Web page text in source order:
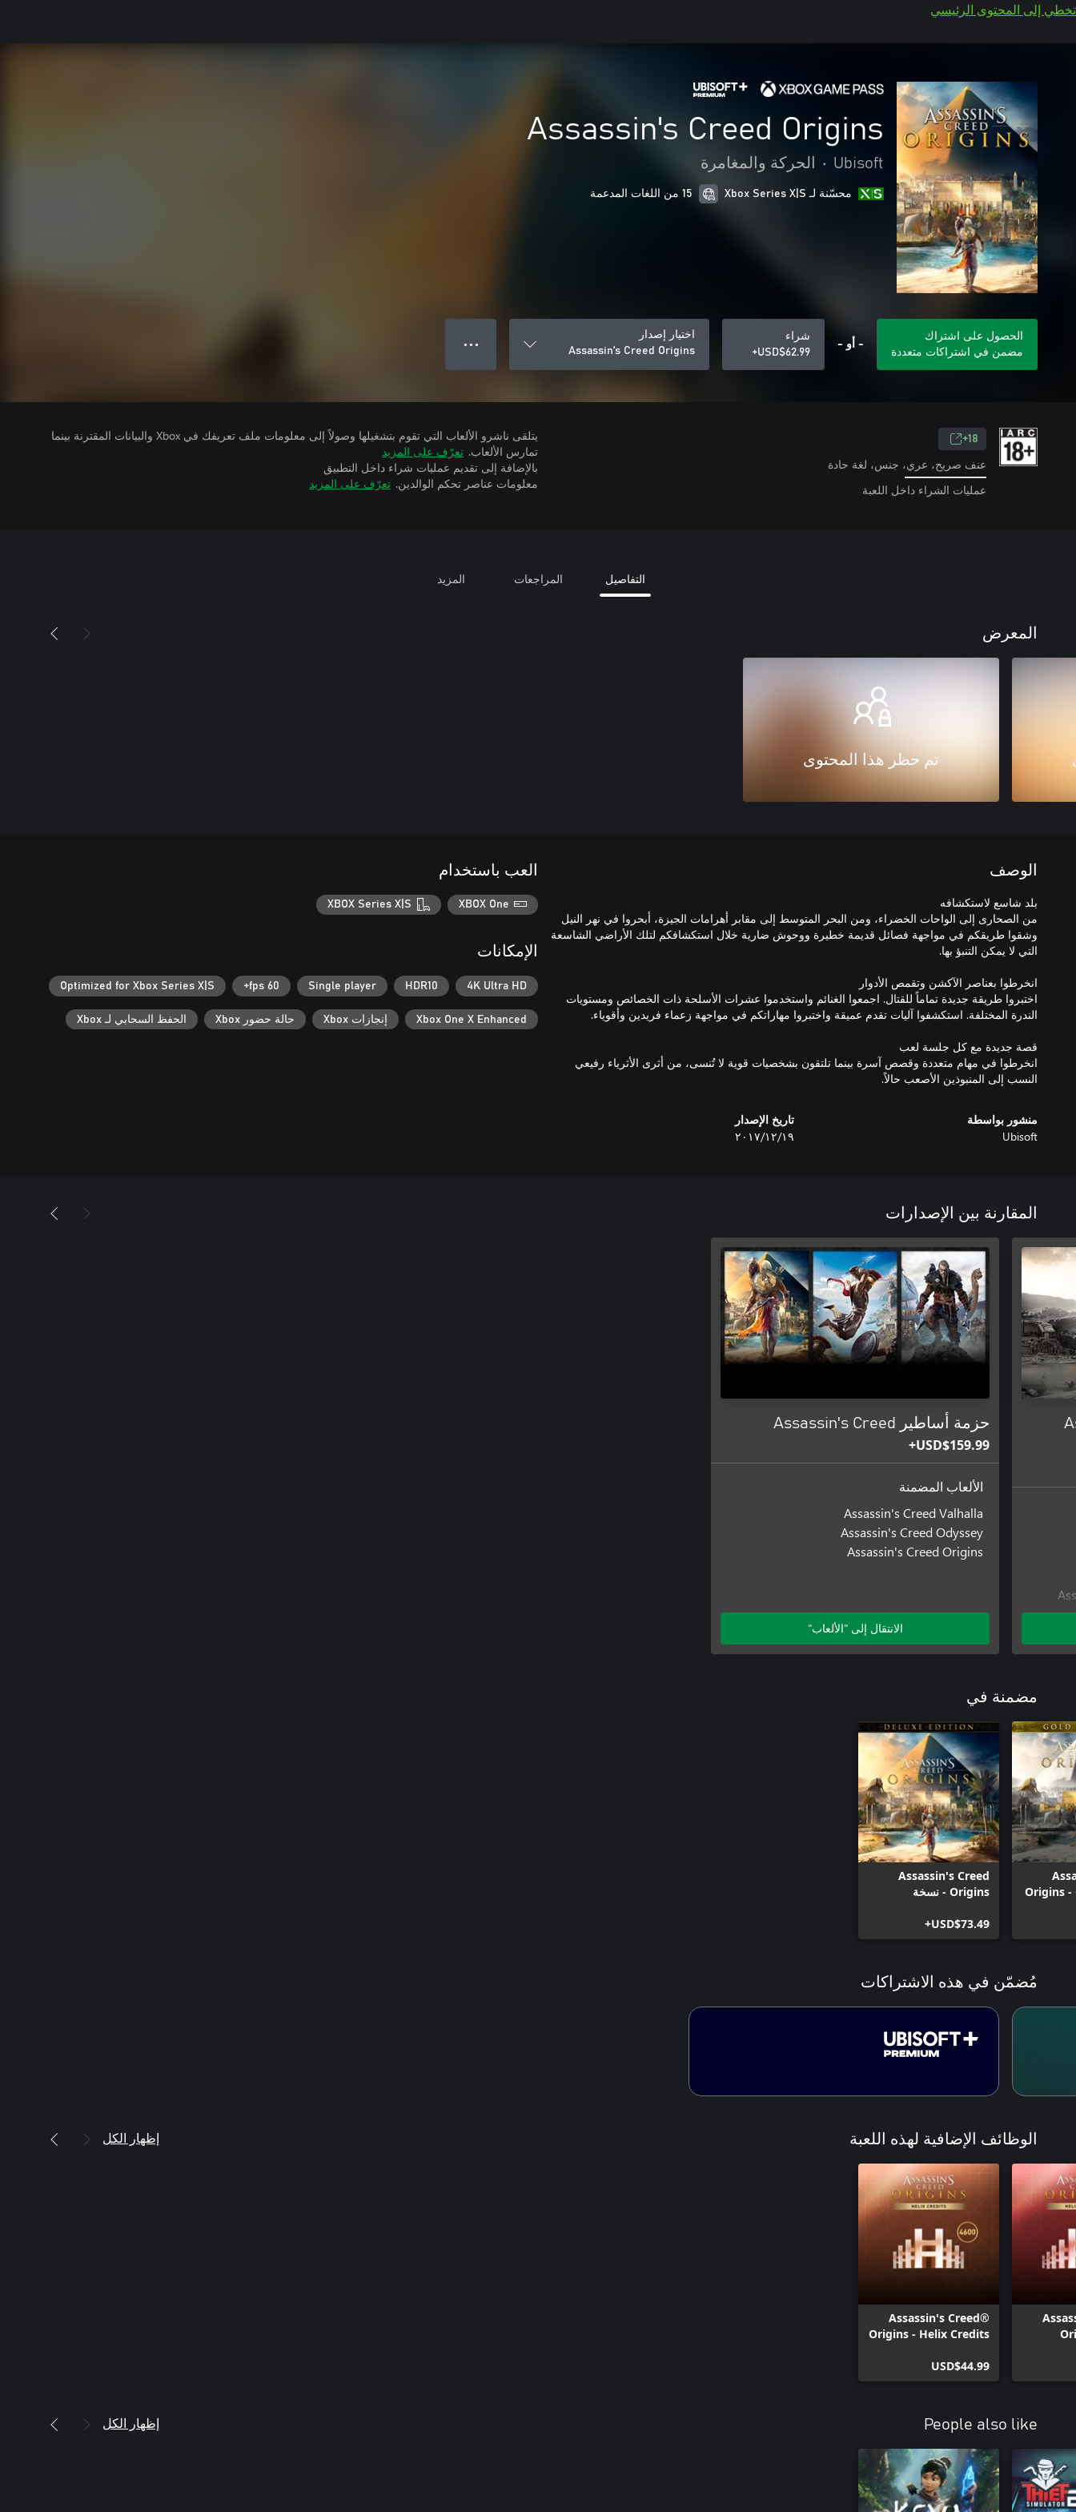
تخطي إلى المحتوى الرئيسي
Assassin's Creed Origins
Ubisoft
• الحركة والمغامرة
محسّنة لـ Xbox Series X|S 15 من اللغات المدعمة
الحصول على اشتراك
مضمن في اشتراكات متعددة
- أو -
شراء
USD$62.99+
اختيار إصدار
Assassin's Creed Origins
● ● ●
18+
عنف صريح، عري، جنس، لغة حادة
عمليات الشراء داخل اللعبة
يتلقى ناشرو الألعاب التي تقوم بتشغيلها وصولاً إلى معلومات ملف تعريفك في Xbox والبيانات المقترنة بينما
تمارس الألعاب. تعرّف على المزيد
بالإضافة إلى تقديم عمليات شراء داخل التطبيق
معلومات عناصر تحكم الوالدين. تعرّف على المزيد
التفاصيل المراجعات المزيد
المعرض
تم حظر هذا المحتوى
الوصف
من الصحارى إلى الواحات الخضراء، ومن البحر المتوسط إلى مقابر أهرامات الجيزة، أبحروا في نهر النيل
وشقوا طريقكم في مواجهة فصائل قديمة خطيرة ووحوش ضارية خلال استكشافكم لتلك الأراضي الشاسعة
اختبروا طريقة جديدة تماماً للقتال. اجمعوا الغنائم واستخدموا عشرات الأسلحة ذات الخصائص ومستويات
انخرطوا في مهام متعددة وقصص آسرة بينما تلتقون بشخصيات قوية لا تُنسى، من أثرى الأثرياء رفيعي
النسب إلى المنبوذين الأصعب حالاً.
منشور بواسطة
Ubisoft
تاريخ الإصدار
١٩‏/١٢‏/٢٠١٧
العب باستخدام
XBOX One
XBOX Series X|S
الإمكانات
4K Ultra HD
HDR10
Single player
60 fps+
Optimized for Xbox Series X|S
Xbox One X Enhanced إنجازات Xbox حالة حضور Xbox الحفظ السحابي لـ Xbox
المقارنة بين الإصدارات
حزمة أساطير Assassin's Creed
USD$159.99+
الألعاب المضمنة
Assassin's Creed Valhalla
Assassin's Creed Odyssey
Assassin's Creed Origins
الانتقال إلى "الألعاب"
مضمنة في
Origins -
Assassin's Creed
Origins - نسخة
USD$73.49+
مُضمّن في هذه الاشتراكات
الوظائف الإضافية لهذه اللعبة إظهار الكل
Assassin's Creed®
Origins - Helix Credits
USD$44.99
People also like إظهار الكل